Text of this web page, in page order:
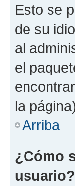
Esto se
de su
al
el
la
Arriba
¿Cómo
usuario?